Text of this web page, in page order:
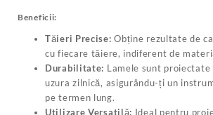
Beneficii:
Tăieri Precise: Obține rezultate de
cu fiecare tăiere, indiferent de
Durabilitate: Lamele sunt
uzura zilnică, asigurându-ți un
pe termen lung.
Utilizare Versatilă: Ideal pentru